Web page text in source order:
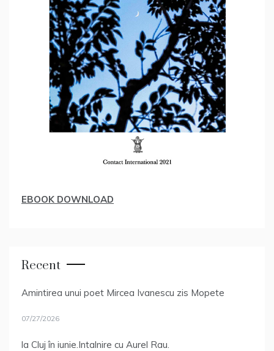
EBOOK DOWNLOAD
Recent
Amintirea unui poet Mircea Ivanescu zis Mopete
07/27/2026
la Cluj în iunie.Intalnire cu Aurel Rau.